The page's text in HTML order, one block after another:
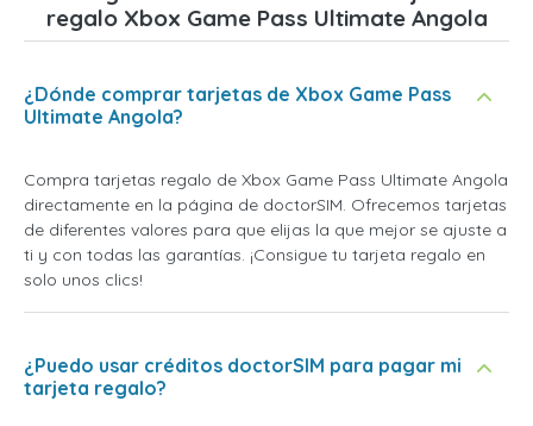
regalo Xbox Game Pass Ultimate Angola
¿Dónde comprar tarjetas de Xbox Game Pass
Ultimate Angola?
Compra tarjetas regalo de Xbox Game Pass Ultimate Angola
directamente en la página de doctorSIM. Ofrecemos tarjetas
de diferentes valores para que elijas la que mejor se ajuste a
ti y con todas las garantías. ¡Consigue tu tarjeta regalo en
solo unos clics!
¿Puedo usar créditos doctorSIM para pagar mi
tarjeta regalo?